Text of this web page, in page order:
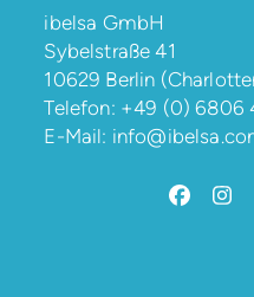
ibelsa GmbH
Sybelstraße 41
10629 Berlin
Telefon: +49 (0) 6806
E-Mail: